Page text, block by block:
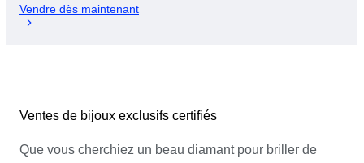
Vendre dès maintenant
Ventes de bijoux exclusifs certifiés
Que vous cherchiez un beau diamant pour briller de